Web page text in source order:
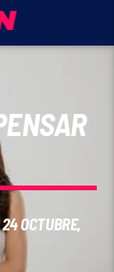
OCTUBRE,